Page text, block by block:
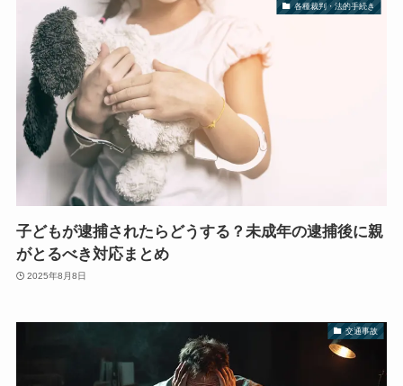
各種裁判・法的手続き
子どもが逮捕されたらどうする？未成年の逮捕後に親
がとるべき対応まとめ
2025年8月8日
交通事故